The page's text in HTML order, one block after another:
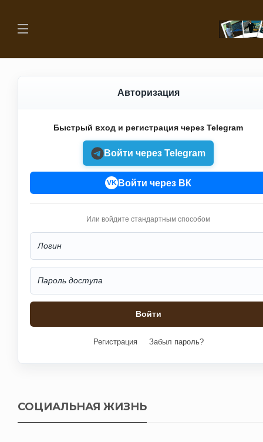
Авторизация
Быстрый вход и регистрация через Telegram
Войти через Telegram
VK Войти через ВК
Или войдите стандартным способом
Регистрация Забыл пароль?
СОЦИАЛЬНАЯ ЖИЗНЬ